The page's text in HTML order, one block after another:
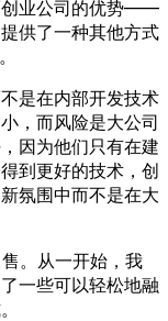
创业公司的优势——
供了一种其他方式
是在内部开发技术
，而风险是大公司
因为他们只有在建
到更好的技术，创
氛围中而不是在大
。从一开始，我
一些可以轻松地融